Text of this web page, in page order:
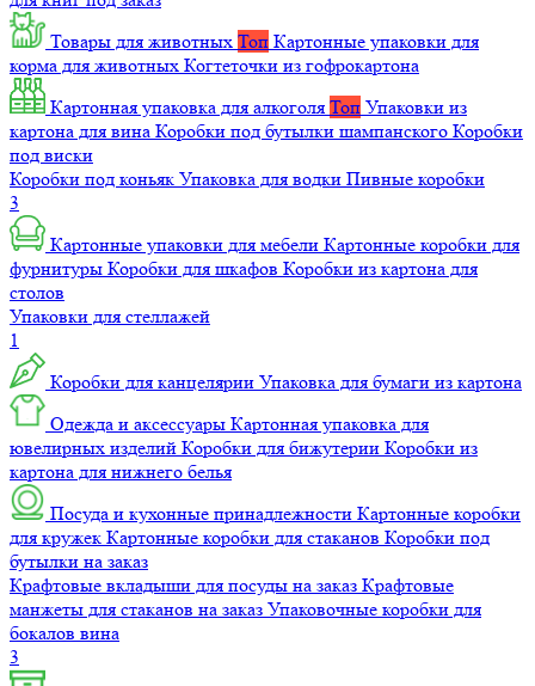
Товары для животных Топ Картонные упаковки для
корма для животных Когтеточки из гофрокартона
Картонная упаковка для алкоголя Топ Упаковки из
картона для вина Коробки под бутылки шампанского Коробки
под виски
Коробки под коньяк Упаковка для водки Пивные коробки
3
Картонные упаковки для мебели Картонные коробки для
фурнитуры Коробки для шкафов Коробки из картона для
столов
Упаковки для стеллажей
1
Коробки для канцелярии Упаковка для бумаги из картона
Одежда и аксессуары Картонная упаковка для
ювелирных изделий Коробки для бижутерии Коробки из
картона для нижнего белья
Посуда и кухонные принадлежности Картонные коробки
для кружек Картонные коробки для стаканов Коробки под
бутылки на заказ
Крафтовые вкладыши для посуды на заказ Крафтовые
манжеты для стаканов на заказ Упаковочные коробки для
бокалов вина
3